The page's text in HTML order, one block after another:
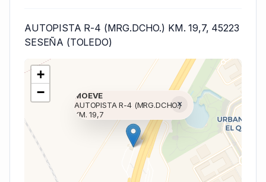
AUTOPISTA R-4 (MRG.DCHO.) KM. 19,7, 45223
SESEÑA (TOLEDO)
Cargando mapa (V7 Inline)...
MOEVE
AUTOPISTA R-4 (MRG.DCHO.)
KM. 19,7
×
+
−